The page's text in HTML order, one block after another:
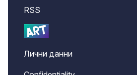
RSS
Лични данни